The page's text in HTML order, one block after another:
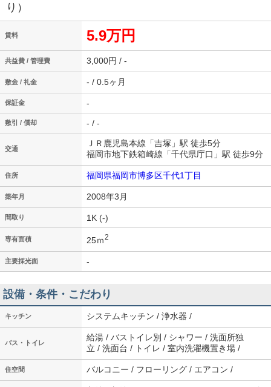
り）
賃料 5.9万円
共益費 / 管理費 3,000円 / -
敷金 / 礼金 - / 0.5ヶ月
保証金 -
敷引 / 償却 - / -
交通
ＪＲ鹿児島本線「吉塚」駅 徒歩5分
福岡市地下鉄箱崎線「千代県庁口」駅 徒歩9分
住所 福岡県福岡市博多区千代1丁目
築年月 2008年3月
間取り 1K (-)
専有面積 25ｍ2
主要採光面 -
設備・条件・こだわり
キッチン システムキッチン / 浄水器 /
バス・トイレ
給湯 / バストイレ別 / シャワー / 洗面所独
立 / 洗面台 / トイレ / 室内洗濯機置き場 /
住空間 バルコニー / フローリング / エアコン /